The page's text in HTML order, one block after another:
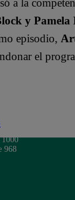
y Pamela
episodio,
el
968